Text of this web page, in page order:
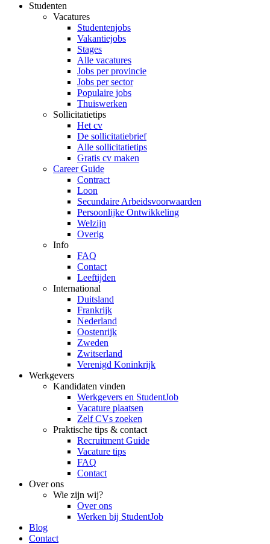
Studenten
Vacatures
Studentenjobs
Vakantiejobs
Stages
Alle vacatures
Jobs per provincie
Jobs per sector
Populaire jobs
Thuiswerken
Sollicitatietips
Het cv
De sollicitatiebrief
Alle sollicitatietips
Gratis cv maken
Career Guide
Contract
Loon
Secundaire Arbeidsvoorwaarden
Persoonlijke Ontwikkeling
Welzijn
Overig
Info
FAQ
Contact
Leeftijden
International
Duitsland
Frankrijk
Nederland
Oostenrijk
Zweden
Zwitserland
Verenigd Koninkrijk
Werkgevers
Kandidaten vinden
Werkgevers en StudentJob
Vacature plaatsen
Zelf CVs zoeken
Praktische tips & contact
Recruitment Guide
Vacature tips
FAQ
Contact
Over ons
Wie zijn wij?
Over ons
Werken bij StudentJob
Blog
Contact